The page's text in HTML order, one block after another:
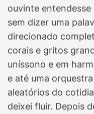
ouvinte
sem dizer uma
direcionado
corais e gritos
uníssono e em
e até uma
aleatórios do
deixei fluir. Depois